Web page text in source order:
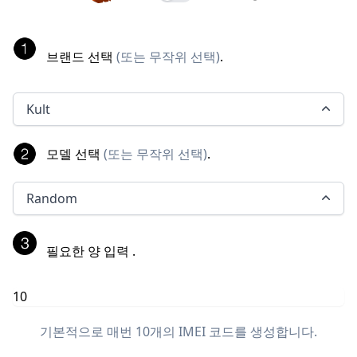
브랜드 선택 (또는 무작위 선택).
Kult
모델 선택 (또는 무작위 선택).
Random
필요한 양 입력 .
기본적으로 매번 10개의 IMEI 코드를 생성합니다.